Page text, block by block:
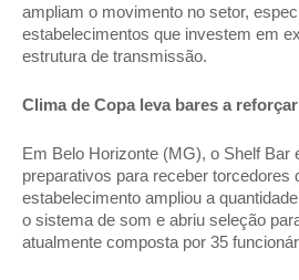
ampliam o movimento no setor,
estabelecimentos que investem em
estrutura de transmissão.
Clima de Copa leva bares a
Em Belo Horizonte (MG), o Shelf Bar
preparativos para receber torcedores
estabelecimento ampliou a
o sistema de som e abriu seleção
atualmente composta por 35